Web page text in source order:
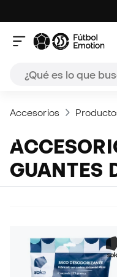
Accesorios
ACCESORIOS PARA
GUANTES